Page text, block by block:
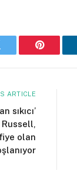
Pinterest
ARTICLE
sıkıcı’
Russell,
olan